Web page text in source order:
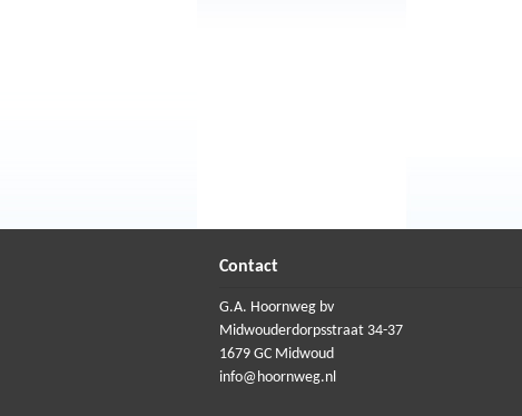
Contact
G.A. Hoornweg bv
Midwouderdorpsstraat 34-37
1679 GC Midwoud
info@hoornweg.nl